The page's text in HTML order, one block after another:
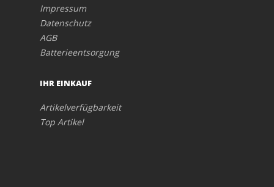
Impressum
Datenschutz
AGB
Batterieentsorgung
IHR EINKAUF
Artikelverfügbarkeit
Top Artikel